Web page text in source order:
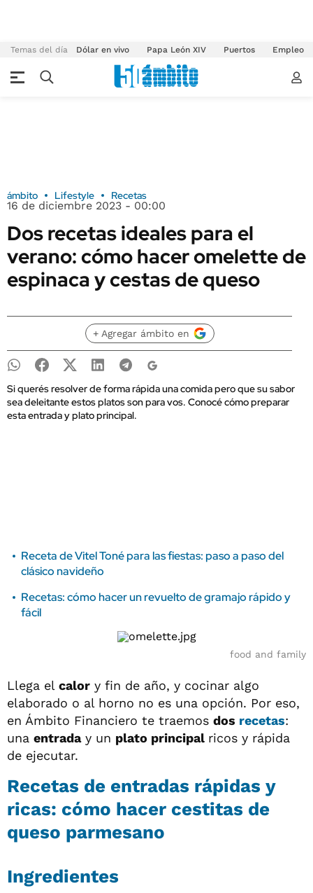
Temas del día Dólar en vivo Papa León XIV Puertos Empleo
ámbito Lifestyle Recetas
16 de diciembre 2023 - 00:00
Dos recetas ideales para el
verano: cómo hacer omelette de
espinaca y cestas de queso
+ Agregar ámbito en
Si querés resolver de forma rápida una comida pero que su sabor
sea deleitante estos platos son para vos. Conocé cómo preparar
esta entrada y plato principal.
Receta de Vitel Toné para las fiestas: paso a paso del
clásico navideño
Recetas: cómo hacer un revuelto de gramajo rápido y
fácil
food and family
Llega el calor y fin de año, y cocinar algo
elaborado o al horno no es una opción. Por eso,
en Ámbito Financiero te traemos dos recetas:
una entraday un plato principal ricos y rápida
de ejecutar.
Recetas de entradas rápidas y
ricas: cómo hacer cestitas de
queso parmesano
Ingredientes